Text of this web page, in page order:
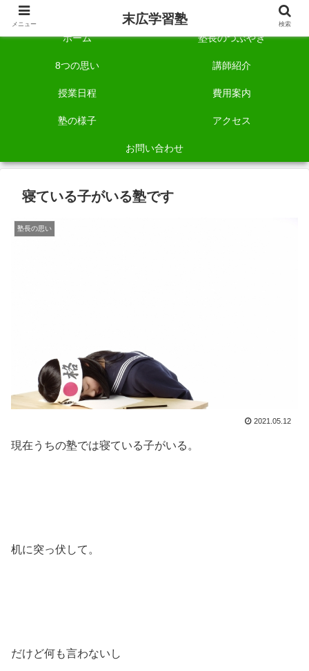
自称「一宮でいちばん塾で勉強させる塾」です。
ホーム 塾長のつぶやき
8つの思い 講師紹介
授業日程 費用案内
塾の様子 アクセス
お問い合わせ
寝ている子がいる塾です
塾長の思い
2021.05.12
現在うちの塾では寝ている子がいる。
机に突っ伏して。
だけど何も言わないし
メニュー 末広学習塾 検索